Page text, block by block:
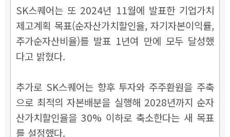
SK스퀘어는 또 2024년 11월에 발표한 기업가치
제고계획 목표(순자산가치할인율, 자기자본이익률,
주가순자산비율)를 발표 1년여 만에 모두 달성했
다고 밝혔다.
추가로 SK스퀘어는 향후 투자와 주주환원을 주축
으로 최적의 자본배분을 실행해 2028년까지 순자
산가치할인율을 30% 이하로 축소한다는 새 목표
를 설정했다.